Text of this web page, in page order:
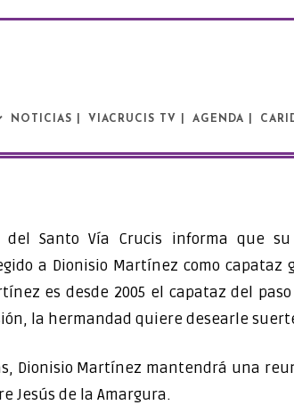
NOTICIAS | VIACRUCIS TV | AGENDA |
del Santo Vía Crucis informa que
a Dionisio Martínez como capataz
es desde 2005 el capataz del
la hermandad quiere desearle
Dionisio Martínez mantendrá una
Jesús de la Amargura.